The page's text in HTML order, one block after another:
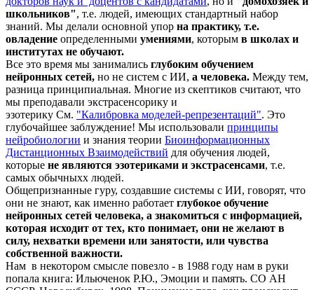
школьников", т.е. людей, имеющих стандартный набор
знаний. Мы делали основной упор на практику, т.е.
овладение определенными умениями, которым в школах и
институтах не обучают.
Все это время мы занимались глубоким обучением
нейронных сетей, но не систем с ИИ, а человека. Между тем,
разница принципиальная. Многие из скептиков считают, что
мы преподавали экстрасенсорику и
эзотерику См. "Калибровка моделей-репрезентаций". Это
глубочайшее заблуждение! Мы использовали принципы
нейробиологии и знания теории Биоинформационных
Дистанционных Взаимодействий для обучения людей,
которые не являются эзотериками и экстрасенсами, т.е.
самых обычныхх людей.
Общепризнанные гуру, создавшие системы с ИИ, говорят, что
они не знают, как именно работает глубокое обучение
нейронных сетей человека, а знакомиться с информацией,
которая исходит от тех, кто понимает, они не желают в
силу, нехватки времени или занятости, или чувства
собственной важности.
Нам в некотором смысле повезло - в 1988 году нам в руки
попала книга: Ильюченок Р.Ю., Эмоции и память. СО АН